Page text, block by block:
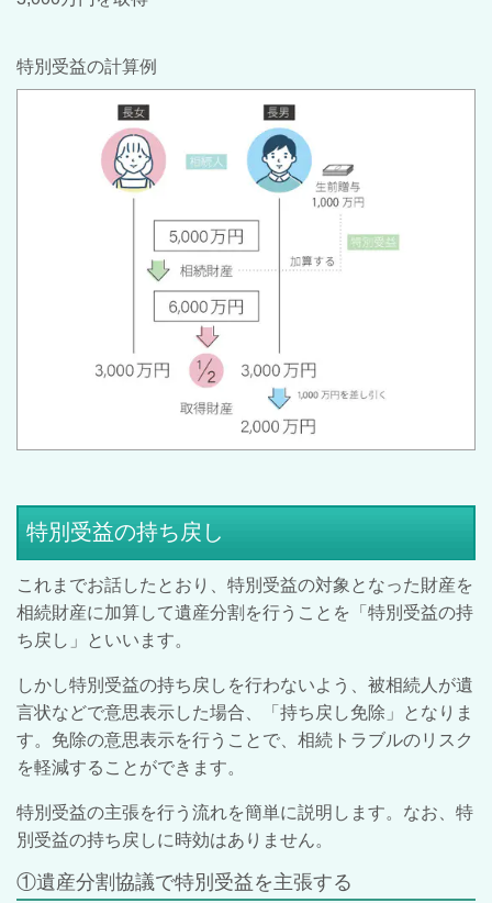
特別受益の計算例
特別受益の持ち戻し
これまでお話したとおり、特別受益の対象となった財産を
相続財産に加算して遺産分割を行うことを「特別受益の持
ち戻し」といいます。
しかし特別受益の持ち戻しを行わないよう、被相続人が遺
言状などで意思表示した場合、「持ち戻し免除」となりま
す。免除の意思表示を行うことで、相続トラブルのリスク
を軽減することができます。
特別受益の主張を行う流れを簡単に説明します。なお、特
別受益の持ち戻しに時効はありません。
①遺産分割協議で特別受益を主張する